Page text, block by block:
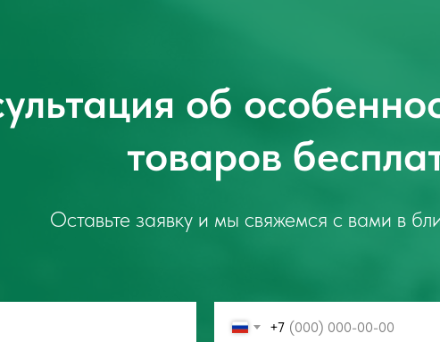
об
товаров
Оставьте заявку и мы свяжемся с вами в
+7